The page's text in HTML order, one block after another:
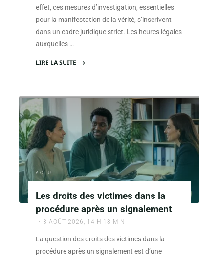
effet, ces mesures d’investigation, essentielles
pour la manifestation de la vérité, s’inscrivent
dans un cadre juridique strict. Les heures légales
auxquelles …
LIRE LA SUITE
pour
la
perquisition
:
implications
et
procédures
respecter"
ACTU
Les droits des victimes dans la
procédure après un signalement
3 AOÛT 2026, 14 H 18 MIN
La question des droits des victimes dans la
procédure après un signalement est d’une